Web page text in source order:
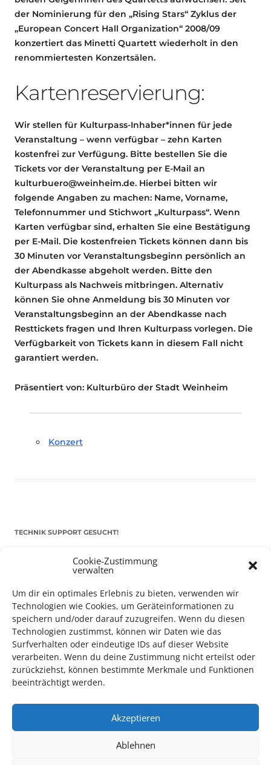
Cookie-Zustimmung
verwalten
Um dir ein optimales Erlebnis zu bieten, verwenden wir
Technologien wie Cookies, um Geräteinformationen zu
speichern und/oder darauf zuzugreifen. Wenn du diesen
Technologien zustimmst, können wir Daten wie das
Surfverhalten oder eindeutige IDs auf dieser Website
verarbeiten. Wenn du deine Zustimmung nicht erteilst oder
zurückziehst, können bestimmte Merkmale und Funktionen
beeinträchtigt werden.
Akzeptieren
Ablehnen
der Nominierung für den „Rising Stars“ Zyklus der
„European Concert Hall Organization“ 2008/09
konzertiert das Minetti Quartett wiederholt in den
renommiertesten Konzertsälen.
Kartenreservierung:
Wir stellen für Kulturpass-Inhaber*innen für jede
Veranstaltung – wenn verfügbar – zehn Karten
kostenfrei zur Verfügung. Bitte bestellen Sie die
Tickets vor der Veranstaltung per E-Mail an
kulturbuero@weinheim.de. Hierbei bitten wir
folgende Angaben zu machen: Name, Vorname,
Telefonnummer und Stichwort „Kulturpass“. Wenn
Karten verfügbar sind, erhalten Sie eine Bestätigung
per E-Mail. Die kostenfreien Tickets können dann bis
30 Minuten vor Veranstaltungsbeginn persönlich an
der Abendkasse abgeholt werden. Bitte den
Kulturpass als Nachweis mitbringen. Alternativ
können Sie ohne Anmeldung bis 30 Minuten vor
Veranstaltungsbeginn an der Abendkasse nach
Resttickets fragen und Ihren Kulturpass vorlegen. Die
Verfügbarkeit von Tickets kann in diesem Fall nicht
garantiert werden.
Präsentiert von: Kulturbüro der Stadt Weinheim
Konzert
TECHNIK SUPPORT GESUCHT!
Das Kulturparkett freut sich stets über
Mithilfe im Bereich Technik
melden Sie sich unterinfo@kulturparkett-rhein-neckar.de
*KULTURTIPP SOMMERPAUSE: FESTIVAL DES DEUTSCHEN FILMS*